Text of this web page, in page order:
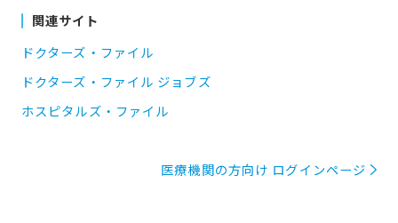
関連サイト
ドクターズ・ファイル
ドクターズ・ファイル ジョブズ
ホスピタルズ・ファイル
医療機関の方向け ログインページ